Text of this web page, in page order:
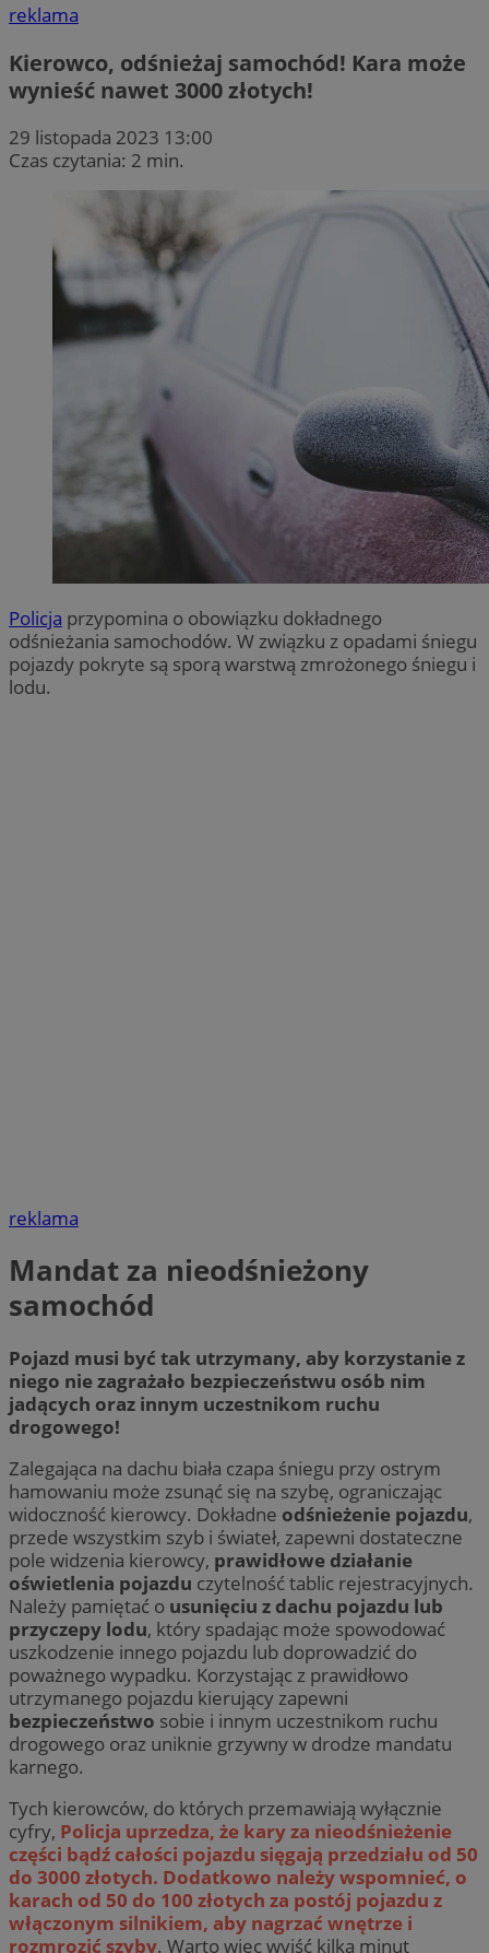
reklama
Kierowco, odśnieżaj samochód! Kara może
wynieść nawet 3000 złotych!
29 listopada 2023 13:00
Czas czytania: 2 min.
Policja przypomina o obowiązku dokładnego
odśnieżania samochodów. W związku z opadami śniegu
pojazdy pokryte są sporą warstwą zmrożonego śniegu i
lodu.
reklama
Mandat za nieodśnieżony
samochód
Pojazd musi być tak utrzymany, aby korzystanie z
niego nie zagrażało bezpieczeństwu osób nim
jadących oraz innym uczestnikom ruchu
drogowego!
Zalegająca na dachu biała czapa śniegu przy ostrym
hamowaniu może zsunąć się na szybę, ograniczając
widoczność kierowcy. Dokładne odśnieżenie pojazdu,
przede wszystkim szyb i świateł, zapewni dostateczne
pole widzenia kierowcy, prawidłowe działanie
oświetlenia pojazdu czytelność tablic rejestracyjnych.
Należy pamiętać o usunięciu z dachu pojazdu lub
przyczepy lodu, który spadając może spowodować
uszkodzenie innego pojazdu lub doprowadzić do
poważnego wypadku. Korzystając z prawidłowo
utrzymanego pojazdu kierujący zapewni
bezpieczeństwo sobie i innym uczestnikom ruchu
drogowego oraz uniknie grzywny w drodze mandatu
karnego.
Tych kierowców, do których przemawiają wyłącznie
cyfry, Policja uprzedza, że kary za nieodśnieżenie
części bądź całości pojazdu sięgają przedziału od 50
do 3000 złotych. Dodatkowo należy wspomnieć, o
karach od 50 do 100 złotych za postój pojazdu z
włączonym silnikiem, aby nagrzać wnętrze i
rozmrozić szyby. Warto więc wyjść kilka minut